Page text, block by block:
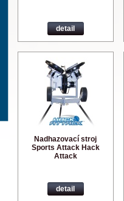
detail
Nadhazovací stroj
Sports Attack Hack
Attack
detail